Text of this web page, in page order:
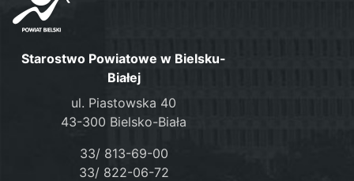
Starostwo Powiatowe w Bielsku-
Białej
ul. Piastowska 40
43-300 Bielsko-Biała
33/ 813-69-00
33/ 822-06-72